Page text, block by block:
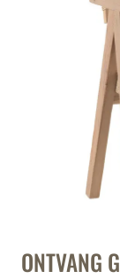
ONTVANG